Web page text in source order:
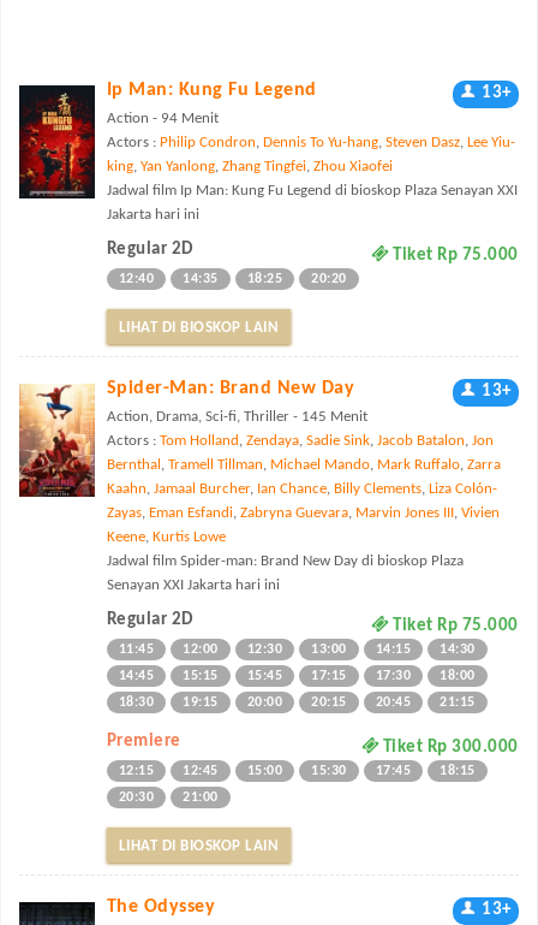
Ip Man: Kung Fu Legend 13+
Action - 94 Menit
Actors : Philip Condron, Dennis To Yu-hang, Steven Dasz, Lee Yiu-
king, Yan Yanlong, Zhang Tingfei, Zhou Xiaofei
Jadwal film Ip Man: Kung Fu Legend di bioskop Plaza Senayan XXI
Jakarta hari ini
Regular 2D Tiket Rp 75.000
12:40 14:35 18:25 20:20
LIHAT DI BIOSKOP LAIN
Spider-Man: Brand New Day 13+
Action, Drama, Sci-fi, Thriller - 145 Menit
Actors : Tom Holland , Zendaya, Sadie Sink, Jacob Batalon, Jon
Bernthal , Tramell Tillman, Michael Mando, Mark Ruffalo, Zarra
Kaahn, Jamaal Burcher, Ian Chance, Billy Clements, Liza Colón-
Zayas, Eman Esfandi, Zabryna Guevara, Marvin Jones III, Vivien
Keene, Kurtis Lowe
Jadwal film Spider-man: Brand New Day di bioskop Plaza
Senayan XXI Jakarta hari ini
Regular 2D Tiket Rp 75.000
11:45 12:00 12:30 13:00 14:15
14:30
14:45
15:15 15:45 17:15 17:30
18:00
18:30
19:15 20:00 20:15 20:45 21:15
Premiere Tiket Rp 300.000
12:15 12:45 15:00 15:30 17:45
18:15
20:30
21:00
LIHAT DI BIOSKOP LAIN
The Odyssey 13+